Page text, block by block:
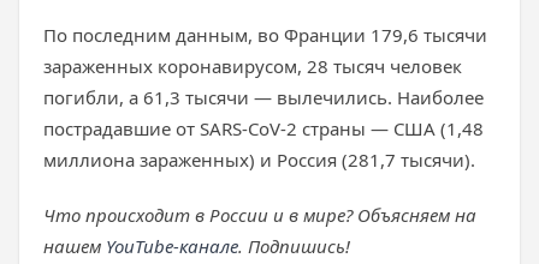
По последним данным, во Франции 179,6 тысячи
зараженных коронавирусом, 28 тысяч человек
погибли, а 61,3 тысячи — вылечились. Наиболее
пострадавшие от SARS-CoV-2 страны — США (1,48
миллиона зараженных) и Россия (281,7 тысячи).
Что происходит в России и в мире? Объясняем на
нашем YouTube-канале. Подпишись!